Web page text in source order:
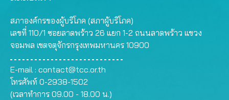
สภาองค์กรของผู้บริโภค (สภาผู้บริโภค)
เลขที่ 110/1 ซอยลาดพร้าว 26 แยก 1-2 ถนนลาดพร้าว แขวง
จอมพล เขตจตุจักรกรุงเทพมหานคร 10900
E-mail : contact@tcc.or.th
โทรศัพท์ 0-2938-1502
(เวลาทำการ 09.00 - 18.00 น.)